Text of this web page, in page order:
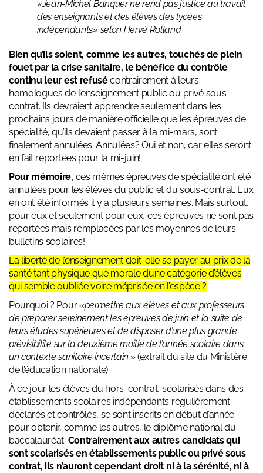
«Jean-Michel Banquer ne rend pas justice au travail
des enseignants et des élèves des lycées
indépendants» selon Hervé Rolland.
Bien qu’ils soient, comme les autres, touchés de plein
fouet par la crise sanitaire, le bénéfice du contrôle
continu leur est refusécontrairement à leurs
homologues de l’enseignement public ou privé sous
contrat. Ils devraient apprendre seulement dans les
prochains jours de manière officielle que les épreuves de
spécialité, qu’ils devaient passer à la mi-mars, sont
finalement annulées. Annulées? Oui et non, car elles seront
en fait reportées pour la mi-juin!
Pour mémoire, ces mêmes épreuves de spécialité ont été
annulées pour les élèves du public et du sous-contrat. Eux
en ont été informés il y a plusieurs semaines. Mais surtout,
pour eux et seulement pour eux, ces épreuves ne sont pas
reportées mais remplacées par les moyennes de leurs
bulletins scolaires!
La liberté de l’enseignement doit-elle se payer au prix de la
santé tant physique que morale d’une catégorie d’élèves
qui semble oubliée voire méprisée en l’espèce ?
Pourquoi ? Pour «permettre aux élèves et aux professeurs
de préparer sereinement les épreuves de juin et la suite de
leurs études supérieures et de disposer d’une plus grande
prévisibilité sur la deuxième moitié de l’année scolaire dans
un contexte sanitaire incertain.» (extrait du site du Ministère
de l’éducation nationale).
À ce jour les élèves du hors-contrat, scolarisés dans des
établissements scolaires indépendants régulièrement
déclarés et contrôlés, se sont inscrits en début d’année
pour obtenir, comme les autres, le diplôme national du
baccalauréat. Contrairement aux autres candidats qui
sont scolarisés en établissements public ou privé sous
contrat, ils n’auront cependant droit ni à la sérénité, ni à